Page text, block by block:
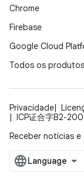
Chrome
Firebase
Google Cloud
Todos os produtos
Privacidade
ICP证合字B2-
Receber notícias